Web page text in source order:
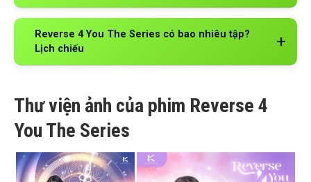
Reverse 4 You The Series có bao nhiêu tập?
Lịch chiếu
Thư viện ảnh của phim Reverse 4
You The Series